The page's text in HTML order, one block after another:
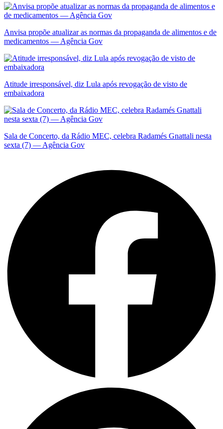
Anvisa propõe atualizar as normas da propaganda de alimentos e de
medicamentos — Agência Gov
Atitude irresponsável, diz Lula após revogação de visto de
embaixadora
Sala de Concerto, da Rádio MEC, celebra Radamés Gnattali nesta
sexta (7) — Agência Gov